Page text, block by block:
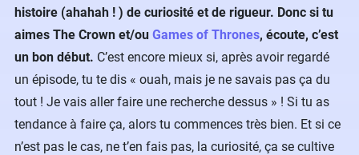
histoire (ahahah ! ) de curiosité et de rigueur. Donc si tu
aimes The Crown et/ou Games of Thrones, écoute, c’est
un bon début. C’est encore mieux si, après avoir regardé
un épisode, tu te dis « ouah, mais je ne savais pas ça du
tout ! Je vais aller faire une recherche dessus » ! Si tu as
tendance à faire ça, alors tu commences très bien. Et si ce
n’est pas le cas, ne t’en fais pas, la curiosité, ça se cultive